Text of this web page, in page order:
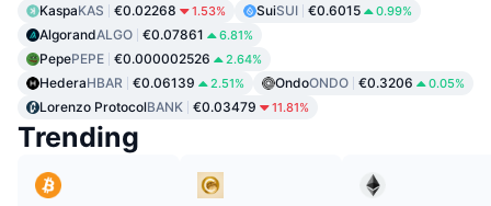
KaspaKAS €0.02268 1.53% SuiSUI €0.6015 0.99%
AlgorandALGO €0.07861 6.81%
PepePEPE €0.000002526 2.64%
HederaHBAR €0.06139 2.51% OndoONDO €0.3206 0.05%
Lorenzo ProtocolBANK €0.03479 11.81%
Trending